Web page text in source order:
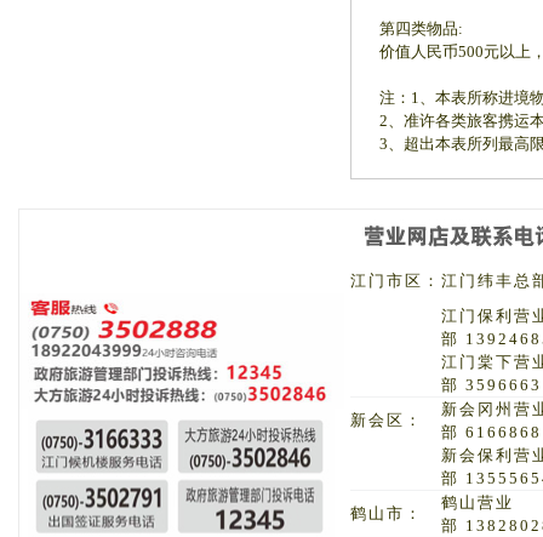
第四类物品:
价值人民币500元以上
注：1、本表所称进境
2、准许各类旅客携运
3、超出本表所列最高
江门市区： 江门纬丰总
江门保利营
部
江门棠下营
部 3596663
新会区：
新会冈州营
部 6166868
新会保利营
部
鹤山市：
鹤山营业
部